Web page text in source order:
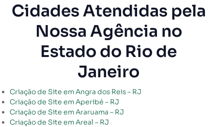
Cidades Atendidas pela
Nossa Agência no
Estado do Rio de
Janeiro
Criação de Site em Angra dos Reis – RJ
Criação de Site em Aperibé – RJ
Criação de Site em Araruama – RJ
Criação de Site em Areal – RJ